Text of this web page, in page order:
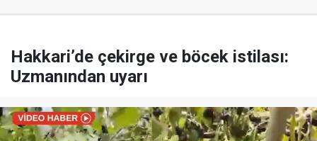
Hakkari’de çekirge ve böcek istilası:
Uzmanından uyarı